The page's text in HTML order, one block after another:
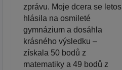
zprávu. Moje dcera se letos
hlásila na osmileté
gymnázium a dosáhla
krásného výsledku –
získala 50 bodů z
matematiky a 49 bodů z